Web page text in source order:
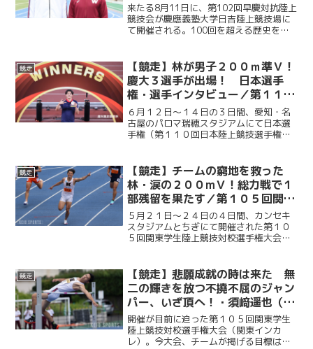
来たる8月11日に、第102回早慶対抗陸上
競技会が慶應義塾大学日吉陸上競技場に
て開催される。100回を超える歴史を積
早稲田スポーツ新聞会は、合同で両校の
主将に取材を行っ...
競走
【競走】林が男子２００ｍ準Ｖ！
慶大３選手が出場！ 日本選手
権・選手インタビュー／第１１０
回日本陸上競技選手権大会
６月１２日～１４日の３日間、愛知・名
古屋のパロマ瑞穂スタジアムにて日本選
手権（第１１０回日本陸上競技選手権大
１５００ｍに成沢翔英（環４・山梨学
院）、女子やり投に倉田紗優...
競走
【競走】チームの窮地を救った
林・涙の２００mＶ！総力戦で１
部残留を果たす／第１０５回関東
学生陸上競技対校選手権大会
５月２１日〜２４日の４日間、カンセキ
スタジアムとちぎにて開催された第１０
５回関東学生陸上競技対校選手権大会。
部降格の危機に瀕した。しかし３日目に
細萱颯生（政３・桐朋）が...
競走
【競走】悲願成就の時は来た 無
二の輝きを放つ不撓不屈のジャン
パー、いざ頂へ！・須﨑遥也（後
編）／関東インカレ直前インタビ
ュー２０２６・第５弾
開催が目前に迫った第１０５回関東学生
陸上競技対校選手権大会（関東インカ
レ）。今大会、チームが掲げる目標は